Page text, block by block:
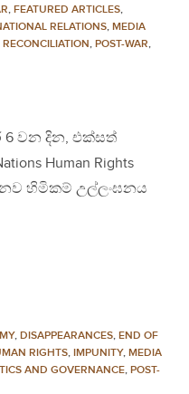
, FEATURED ARTICLES,
RELATIONS, MEDIA
, POST-WAR,
6 වන දින, එක්සත්
Human Rights
හිමිකම් උල්ලංඝනය
, DISAPPEARANCES, END OF
RIGHTS, IMPUNITY, MEDIA
AND GOVERNANCE, POST-